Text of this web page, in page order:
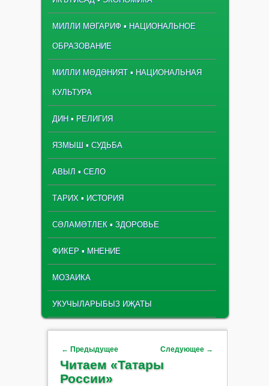
МИЛЛИ МӘГАРИФ ▪ НАЦИОНАЛЬНОЕ
ОБРАЗОВАНИЕ
МИЛЛИ МӘДӘНИЯТ ▪ НАЦИОНАЛЬНАЯ
КУЛЬТУРА
ДИН ▪ РЕЛИГИЯ
ЯЗМЫШ ▪ СУДЬБА
АВЫЛ ▪ СЕЛО
ТАРИХ ▪ ИСТОРИЯ
СӘЛАМӘТЛЕК ▪ ЗДОРОВЬЕ
ФИКЕР ▪ МНЕНИЕ
МОЗАИКА
УКУЧЫЛАРЫБЫЗ ИҖАТЫ
Навигация по записям
← Предыдущее Следующее →
Читаем «Татары
России»